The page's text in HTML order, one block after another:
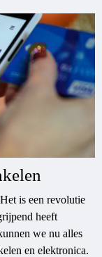
is een revolutie
heeft
we nu alles
en elektronica.